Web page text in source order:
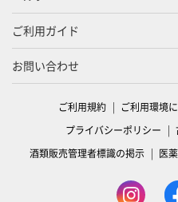
ご利用ガイド
お問い合わせ
ご利用規約 ご利用環境
プライバシーポリシー
酒類販売管理者標識の掲示
医